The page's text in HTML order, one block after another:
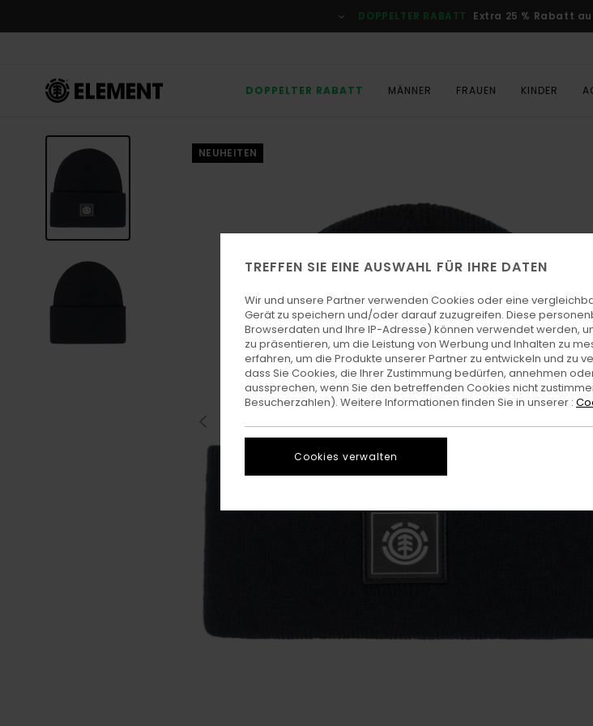
Produktinformation
DOPPELTER RABATT Extra 25 % Rabatt
DOPPELTER RABATT MÄNNER FRAUEN KINDER
NEUHEITEN
TREFFEN SIE EINE AUSWAHL FÜR IHRE DATEN
Wir und unsere Partner verwenden Cookies oder eine
Gerät zu speichern und/oder darauf zuzugreifen. Diese
Browserdaten und Ihre IP-Adresse) können verwendet werden,
zu präsentieren, um die Leistung von Werbung und Inhalten zu
erfahren, um die Produkte unserer Partner zu entwickeln und zu
dass Sie Cookies, die Ihrer Zustimmung bedürfen, annehmen
aussprechen, wenn Sie den betreffenden Cookies nicht
Besucherzahlen). Weitere Informationen finden Sie in unserer :
Cookies verwalten